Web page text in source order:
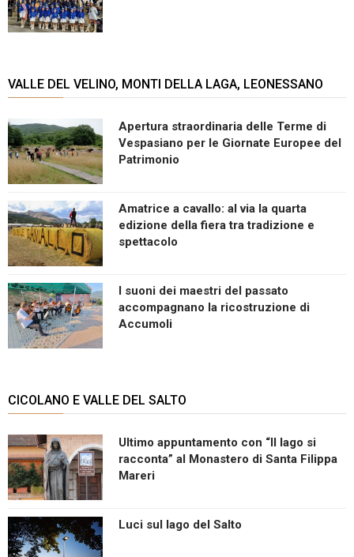
VALLE DEL VELINO, MONTI DELLA LAGA, LEONESSANO
Apertura straordinaria delle Terme di
Vespasiano per le Giornate Europee del
Patrimonio
Amatrice a cavallo: al via la quarta
edizione della fiera tra tradizione e
spettacolo
I suoni dei maestri del passato
accompagnano la ricostruzione di
Accumoli
CICOLANO E VALLE DEL SALTO
Ultimo appuntamento con “Il lago si
racconta” al Monastero di Santa Filippa
Mareri
Luci sul lago del Salto